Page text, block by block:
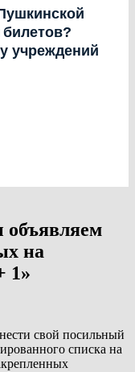
учреждений
на
1»
свой посильный
списка на